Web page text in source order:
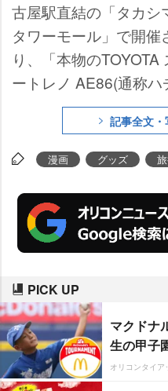
古屋駅直結の「タカシ
タワーモール」で開催
り、「本物のTOYOTA
ートレノ AE86(通称ハ
登場している。
記事全文
漫画 グッズ
PICK UP
マクドナ
生の甲子
オリコンタイア